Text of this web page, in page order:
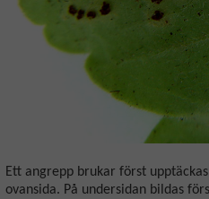
Ett angrepp brukar först
ovansida. På undersidan bildas